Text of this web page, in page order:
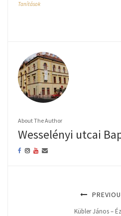
Tanítások
About The Author
Wesselényi utcai
Kübler János –